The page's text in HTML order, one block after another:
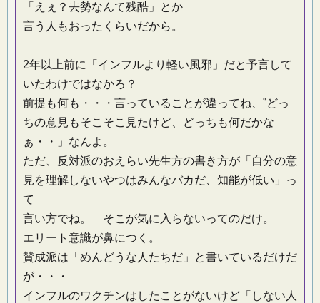
「えぇ？去勢なんて残酷」とか
言う人もおったくらいだから。
2年以上前に「インフルより軽い風邪」だと予言して
いたわけではなかろ？
前提も何も・・・言っていることが違ってね、”どっ
ちの意見もそこそこ見たけど、どっちも何だかな
ぁ・・」なんよ。
ただ、反対派のおえらい先生方の書き方が「自分の意
見を理解しないやつはみんなバカだ、知能が低い」っ
て
言い方でね。 そこが気に入らないってのだけ。
エリート意識が鼻につく。
賛成派は「めんどうな人たちだ」と書いているだけだ
が・・・
インフルのワクチンはしたことがないけど「しない人